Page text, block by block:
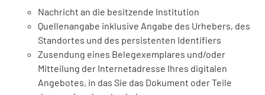
Nachricht an die besitzende Institution
Quellenangabe inklusive Angabe des Urhebers, des
Standortes und des persistenten Identifiers
Zusendung eines Belegexemplares und/oder
Mitteilung der Internetadresse Ihres digitalen
Angebotes, in das Sie das Dokument oder Teile